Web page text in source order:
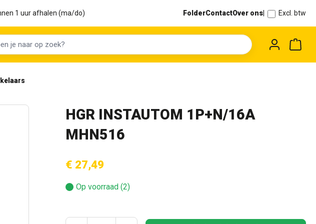
1 uur afhalen (ma/do) FolderContactOver ons Excl. btw
HGR INSTAUTOM 1P+N/16A
MHN516
€ 27,49
Op voorraad (2)